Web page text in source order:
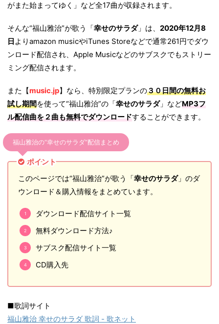
がまた始まってゆく」など全17曲が収録されます。
そんな“福山雅治”が歌う「幸せのサラダ」は、 2020年12月8
日 よりamazon musicやiTunes Storeなどで通常261円でダウ
ンロード配信され、Apple Musicなどのサブスクでもストリー
ミング配信されます。
また【music.jp】なら、特別限定プランの３０日間の無料お
試し期間を使って“福山雅治”の「幸せのサラダ」などMP3フ
ル配信曲を２曲も無料でダウンロードすることができます。
福山雅治の“幸せのサラダ”配信まとめ
ポイント
このページでは“福山雅治”が歌う「幸せのサラダ」のダ
ウンロード＆購入情報をまとめています。
ダウンロード配信サイト一覧
無料ダウンロード方法♪
サブスク配信サイト一覧
CD購入先
■歌詞サイト
福山雅治 幸せのサラダ 歌詞 - 歌ネット